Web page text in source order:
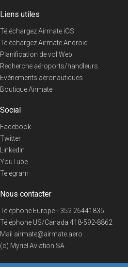
Liens utiles
Téléchargez Airmate iOS
Téléchargez Airmate Android
Planification de vol Web
Recherche aéroports/handleurs
Evénements aéronautiques
Boutique Airmate
Social
Facebook
Twitter
Linkedin
YouTube
Telegram
Nous contacter
Téléphone Europe+352 26441835
Téléphone US/Canada 418-592-8862
Mail airmate@airmate.aero
(c) Myriel Aviation SA